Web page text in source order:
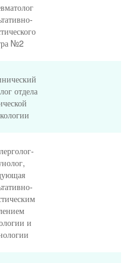
№2
отдела
и